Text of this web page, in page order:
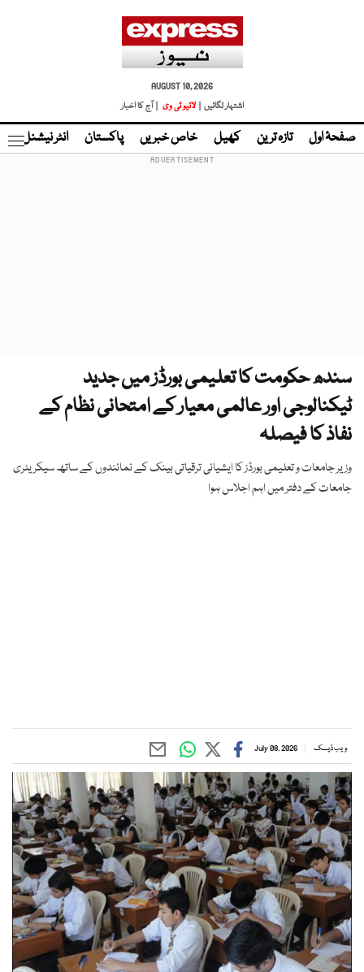
AUGUST 10, 2026
اشتہار لگائیں |
لائیو ٹی وی | آج کا اخبار
صفحۂ اول تازہ ترین کھیل خاص خبریں پاکستان انٹر نیشنل
سندھ حکومت کا تعلیمی بورڈز میں جدید
ٹیکنالوجی اور عالمی معیار کے امتحانی نظام کے
نفاذ کا فیصلہ
وزیر جامعات و تعلیمی بورڈز کا ایشیائی ترقیاتی بینک کے نمائندوں کے ساتھ سیکریٹری
جامعات کے دفتر میں اہم اجلاس ہوا
ویب ڈیسک July 08, 2026